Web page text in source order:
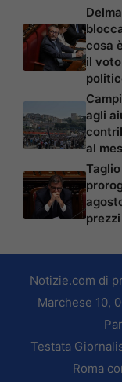
cosa
il
agli
al
Notizie.com di
Marchese 10,
Testata
Roma